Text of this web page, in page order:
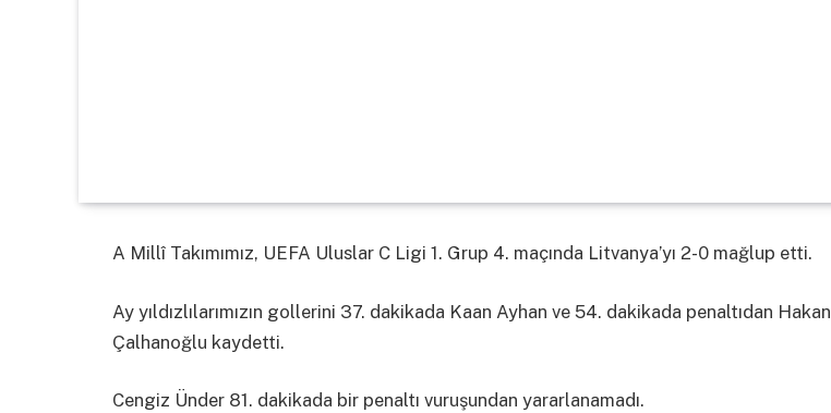
A Millî Takımımız, UEFA Uluslar C Ligi 1. Grup 4. maçında Litvanya’yı 2-0 mağlup etti.
Ay yıldızlılarımızın gollerini 37. dakikada Kaan Ayhan ve 54. dakikada penaltıdan Hakan
Çalhanoğlu kaydetti.
Cengiz Ünder 81. dakikada bir penaltı vuruşundan yararlanamadı.